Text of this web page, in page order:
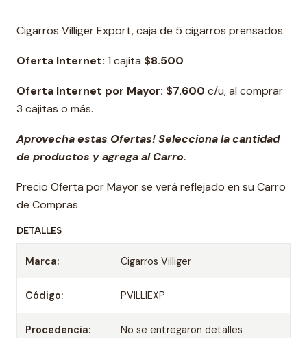
Cigarros Villiger Export, caja de 5 cigarros prensados.
Oferta Internet: 1 cajita $8.500
Oferta Internet por Mayor: $7.600 c/u, al comprar
3 cajitas o más.
Aprovecha estas Ofertas! Selecciona la cantidad
de productos y agrega al Carro.
Precio Oferta por Mayor se verá reflejado en su Carro
de Compras.
DETALLES
Marca: Cigarros Villiger
Código: PVILLIEXP
Procedencia:
No se entregaron detalles